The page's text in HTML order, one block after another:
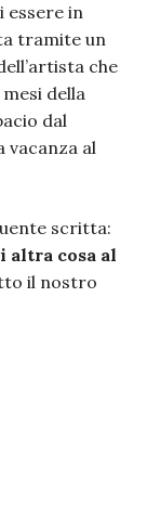
essere in
tramite un
che
della
dal
vacanza al
scritta:
altra cosa al
il nostro